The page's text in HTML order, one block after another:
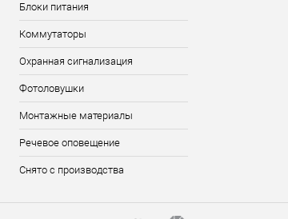
Блоки питания
Коммутаторы
Охранная сигнализация
Фотоловушки
Монтажные материалы
Речевое оповещение
Снято с производства